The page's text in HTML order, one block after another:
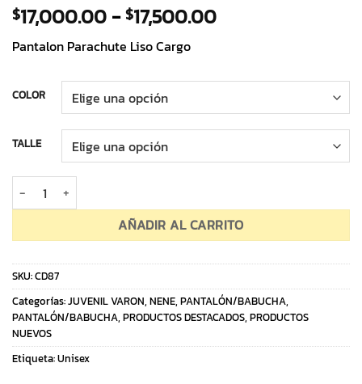
$17,000.00 - $17,500.00Rango
desde
hasta
$17,500.00
Pantalon Parachute Liso Cargo
COLOR
TALLE
Pantalon Parachute Liso Cargo cantidad
AÑADIR AL CARRITO
SKU:CD87
Categorías:JUVENIL VARON, NENE, PANTALÓN/BABUCHA,
PANTALÓN/BABUCHA, PRODUCTOS DESTACADOS, PRODUCTOS
NUEVOS
Etiqueta:Unisex